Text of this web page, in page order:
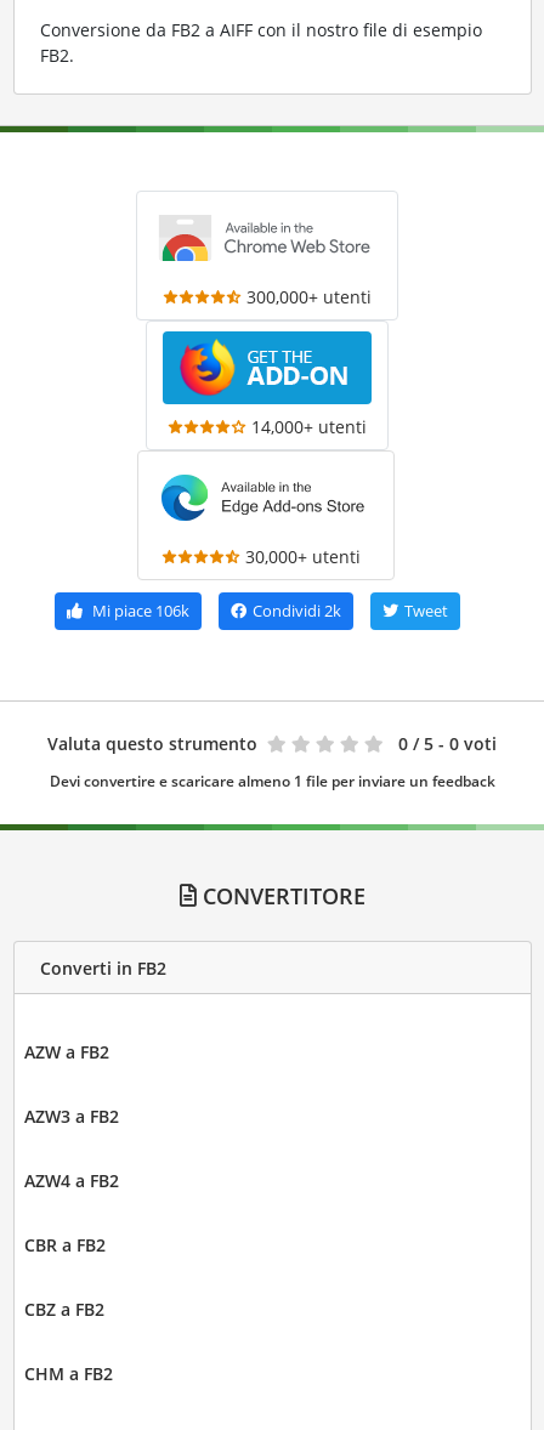
Conversione da FB2 a AIFF con il nostro file di esempio
FB2.
300,000+ utenti
14,000+ utenti
30,000+ utenti
Mi piace 106k Condividi2k Tweet
Valuta questo strumento 0 / 5 - 0 voti
Devi convertire e scaricare almeno 1 file per inviare un feedback
CONVERTITORE
Converti in FB2
AZW a FB2
AZW3 a FB2
AZW4 a FB2
CBR a FB2
CBZ a FB2
CHM a FB2